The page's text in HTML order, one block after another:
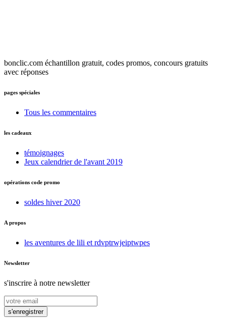
bonclic.com échantillon gratuit, codes promos, concours gratuits
avec réponses
pages spéciales
Tous les commentaires
les cadeaux
témoignages
Jeux calendrier de l'avant 2019
opérations code promo
soldes hiver 2020
A propos
les aventures de lili et rdvptrwjeiptwpes
Newsletter
s'inscrire à notre newsletter
s'enregistrer